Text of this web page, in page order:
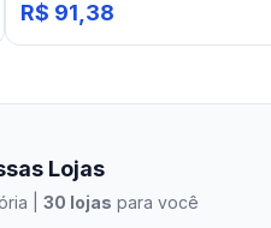
R$ 91,38
Lojas
| 30 lojas para você
Elevato Xangri-Lá